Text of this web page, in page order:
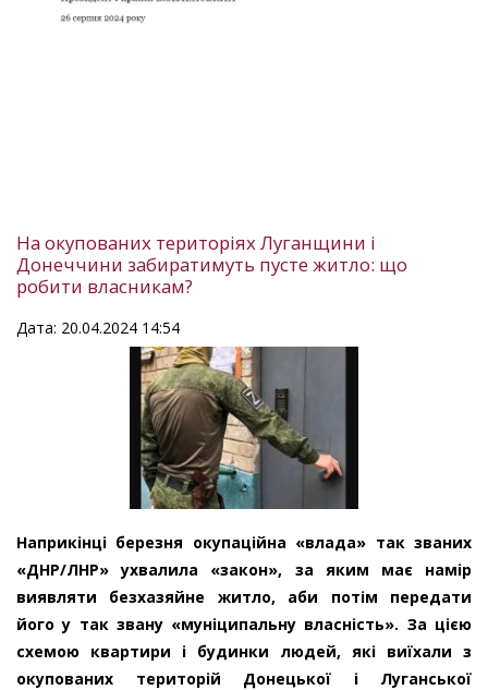
На окупованих територіях Луганщини і
Донеччини забиратимуть пусте житло: що
робити власникам?
Дата: 20.04.2024 14:54
Наприкінці березня окупаційна «влада» так званих
«ДНР/ЛНР» ухвалила «закон», за яким має намір
виявляти безхазяйне житло, аби потім передати
його у так звану «муніципальну власність». За цією
схемою квартири і будинки людей, які виїхали з
окупованих територій Донецької і Луганської